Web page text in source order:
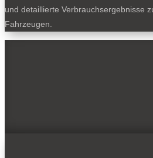
und detaillierte Verbrauchsergebnisse
Fahrzeugen.